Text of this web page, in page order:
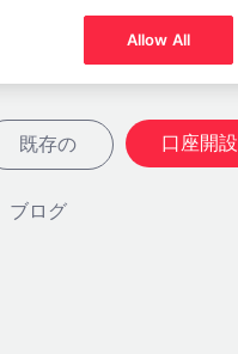
既存の 口座開設
ブログ
Allow All